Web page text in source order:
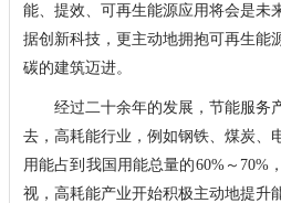
能、提效、可再生能源应用将会是未
据创新科技，更主动地拥抱可再生能
碳的建筑迈进。
经过二十余年的发展，节能服务
去，高耗能行业，例如钢铁、煤炭、
用能占到我国用能总量的60%～70%
视，高耗能产业开始积极主动地提升